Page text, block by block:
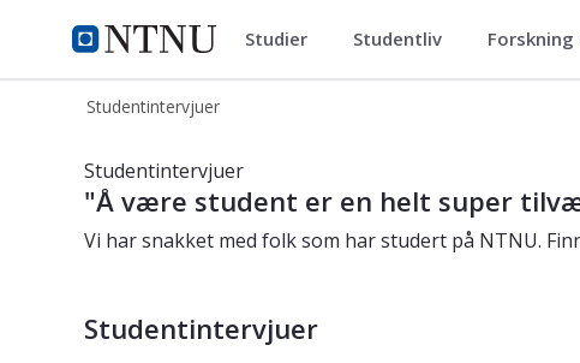
NTNU Hjemmeside
Studentintervjuer
Studier Studentliv
Studentintervjuer
Studentintervjuer
"Å være student er en helt super
Vi har snakket med folk som har studert på NTNU.
Studentintervjuer